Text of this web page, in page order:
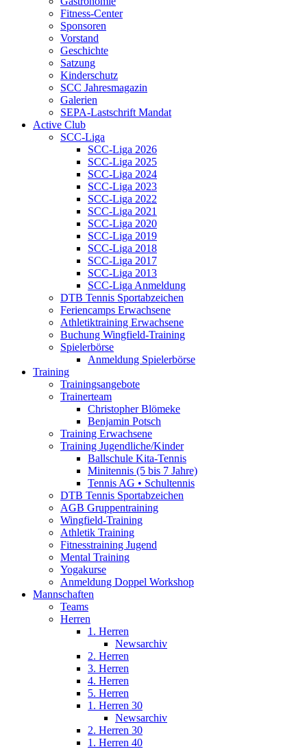
Fitness-Center
Sponsoren
Vorstand
Geschichte
Satzung
Kinderschutz
SCC Jahresmagazin
Galerien
SEPA-Lastschrift Mandat
Active Club
SCC-Liga
SCC-Liga 2026
SCC-Liga 2025
SCC-Liga 2024
SCC-Liga 2023
SCC-Liga 2022
SCC-Liga 2021
SCC-Liga 2020
SCC-Liga 2019
SCC-Liga 2018
SCC-Liga 2017
SCC-Liga 2013
SCC-Liga Anmeldung
DTB Tennis Sportabzeichen
Feriencamps Erwachsene
Athletiktraining Erwachsene
Buchung Wingfield-Training
Spielerbörse
Anmeldung Spielerbörse
Training
Trainingsangebote
Trainerteam
Christopher Blömeke
Benjamin Potsch
Training Erwachsene
Training Jugendliche/Kinder
Ballschule Kita-Tennis
Minitennis (5 bis 7 Jahre)
Tennis AG • Schultennis
DTB Tennis Sportabzeichen
AGB Gruppentraining
Wingfield-Training
Athletik Training
Fitnesstraining Jugend
Mental Training
Yogakurse
Anmeldung Doppel Workshop
Mannschaften
Teams
Herren
1. Herren
Newsarchiv
2. Herren
3. Herren
4. Herren
5. Herren
1. Herren 30
Newsarchiv
2. Herren 30
1. Herren 40